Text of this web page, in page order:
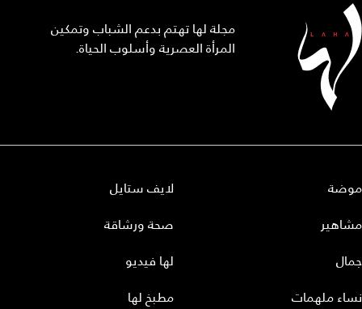
مجلة لها تهتم بدعم الشباب وتمكين
المرأة العصرية وأسلوب الحياة.
موضة
مشاهير
جمال
نساء ملهمات
لايف ستايل
صحة ورشاقة
لها فيديو
مطبخ لها